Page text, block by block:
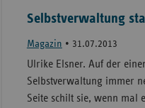
Selbstverwaltung
Magazin • 31.07.2013
Ulrike Elsner. Auf der
Selbstverwaltung immer
Seite schilt sie, wenn mal